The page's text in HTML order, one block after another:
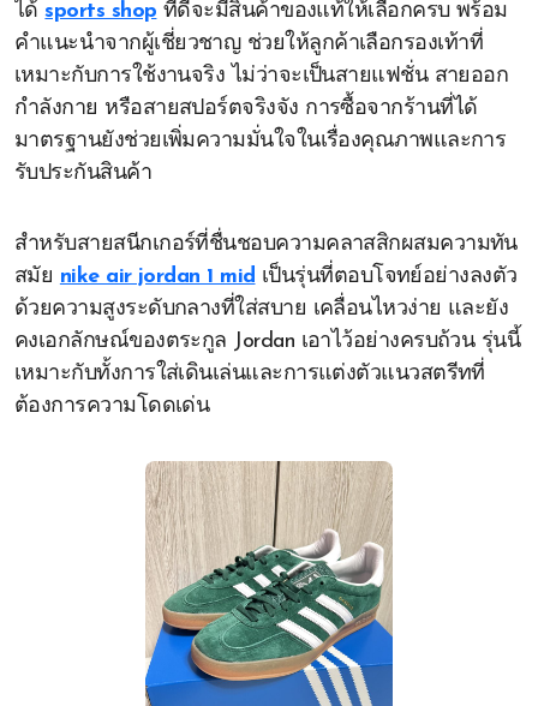
ได้sports shop ที่ดีจะมีสินค้าของแท้ให้เลือกครบ พร้อม
คำแนะนำจากผู้เชี่ยวชาญ ช่วยให้ลูกค้าเลือกรองเท้าที่
เหมาะกับการใช้งานจริง ไม่ว่าจะเป็นสายแฟชั่น สายออก
กำลังกาย หรือสายสปอร์ตจริงจัง การซื้อจากร้านที่ได้
มาตรฐานยังช่วยเพิ่มความมั่นใจในเรื่องคุณภาพและการ
รับประกันสินค้า
สำหรับสายสนีกเกอร์ที่ชื่นชอบความคลาสสิกผสมความทัน
สมัย nike air jordan 1 mid เป็นรุ่นที่ตอบโจทย์อย่างลงตัว
ด้วยความสูงระดับกลางที่ใส่สบาย เคลื่อนไหวง่าย และยัง
คงเอกลักษณ์ของตระกูล Jordan เอาไว้อย่างครบถ้วน รุ่นนี้
เหมาะกับทั้งการใส่เดินเล่นและการแต่งตัวแนวสตรีทที่
ต้องการความโดดเด่น